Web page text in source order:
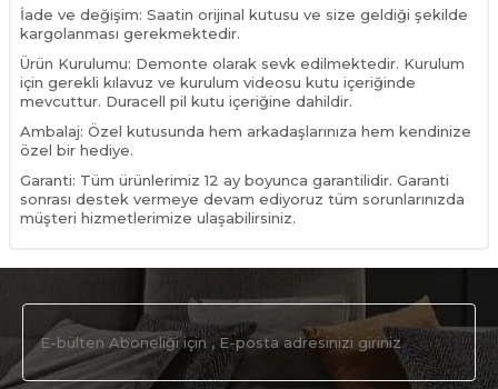
İade ve değişim: Saatin orijinal kutusu ve size geldiği şekilde
kargolanması gerekmektedir.
Ürün Kurulumu: Demonte olarak sevk edilmektedir. Kurulum
için gerekli kılavuz ve kurulum videosu kutu içeriğinde
mevcuttur. Duracell pil kutu içeriğine dahildir.
Ambalaj: Özel kutusunda hem arkadaşlarınıza hem kendinize
özel bir hediye.
Garanti: Tüm ürünlerimiz 12 ay boyunca garantilidir. Garanti
sonrası destek vermeye devam ediyoruz tüm sorunlarınızda
müşteri hizmetlerimize ulaşabilirsiniz.